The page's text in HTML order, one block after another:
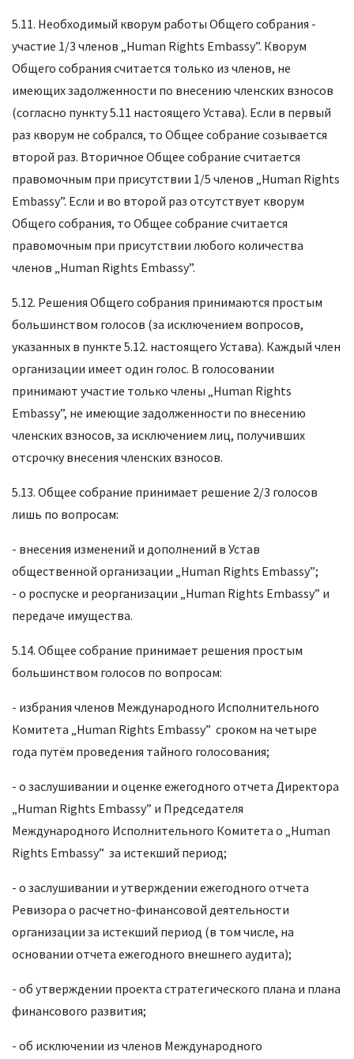
5.11. Необходимый кворум работы Общего собрания -
участие 1/3 членов „Human Rights Embassy”. Кворум
Общего собрания считается только из членов, не
имеющих задолженности по внесению членских взносов
(согласно пункту 5.11 настоящего Устава). Если в первый
раз кворум не собрался, то Общее собрание созывается
второй раз. Вторичное Общее собрание считается
правомочным при присутствии 1/5 членов „Human Rights
Embassy”. Если и во второй раз отсутствует кворум
Общего собрания, то Общее собрание считается
правомочным при присутствии любого количества
членов „Human Rights Embassy”.
5.12. Решения Общего собрания принимаются простым
большинством голосов (за исключением вопросов,
указанных в пункте 5.12. настоящего Устава). Каждый член
организации имеет один голос. В голосовании
принимают участие только члены „Human Rights
Embassy”, не имеющие задолженности по внесению
членских взносов, за исключением лиц, получивших
отсрочку внесения членских взносов.
5.13. Общее собрание принимает решение 2/3 голосов
лишь по вопросам:
- внесения изменений и дополнений в Устав
общественной организации „Human Rights Embassy”;
- о роспуске и реорганизации „Human Rights Embassy” и
передаче имущества.
5.14. Общее собрание принимает решения простым
большинством голосов по вопросам:
- избрания членов Международного Исполнительного
Комитета „Human Rights Embassy” сроком на четыре
года путём проведения тайного голосования;
- о заслушивании и оценке ежегодного отчета Директора
„Human Rights Embassy” и Председателя
Международного Исполнительного Комитета о „Human
Rights Embassy” за истекший период;
- о заслушивании и утверждении ежегодного отчета
Ревизора о расчетно-финансовой деятельности
организации за истекший период (в том числе, на
основании отчета ежегодного внешнего аудита);
- об утверждении проекта стратегического плана и плана
финансового развития;
- об исключении из членов Международного